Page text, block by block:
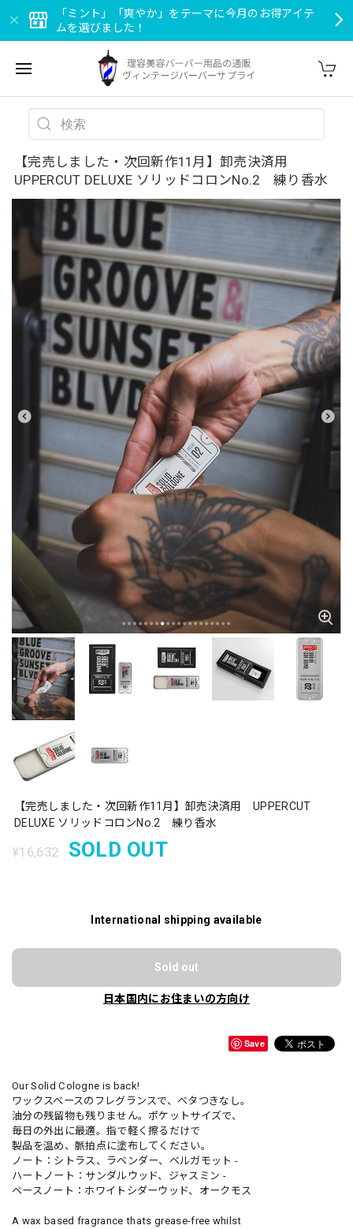
「ミント」「爽やか」をテーマに今月のお得アイテ
ムを選びました！
【完売しました・次回新作11月】卸売決済用
UPPERCUT DELUXE ソリッドコロンNo.2 練り香水
【完売しました・次回新作11月】卸売決済用 UPPERCUT
DELUXE ソリッドコロンNo.2 練り香水
¥16,632 SOLD OUT
International shipping available
Sold out
日本国内にお住まいの方向け
Save
Our Solid Cologne is back!
ワックスベースのフレグランスで、ベタつきなし。
油分の残留物も残りません。ポケットサイズで、
毎日の外出に最適。指で軽く擦るだけで
製品を温め、脈拍点に塗布してください。
ノート：シトラス、ラベンダー、ベルガモット -
ハートノート：サンダルウッド、ジャスミン -
ベースノート：ホワイトシダーウッド、オークモス
A wax based fragrance thats grease-free whilst